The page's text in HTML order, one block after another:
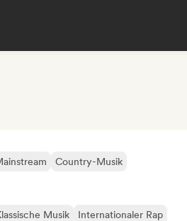
Country-Musik
Musik
Internationaler Rap